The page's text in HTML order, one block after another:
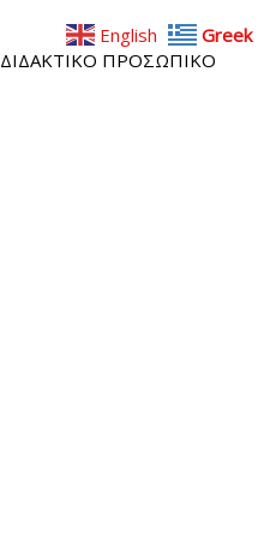
ΔΙΔΑΚΤΙΚΟ ΠΡΟΣΩΠΙΚΟ
English Greek